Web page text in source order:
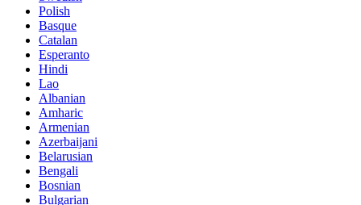
Polish
Basque
Catalan
Esperanto
Hindi
Lao
Albanian
Amharic
Armenian
Azerbaijani
Belarusian
Bengali
Bosnian
Bulgarian